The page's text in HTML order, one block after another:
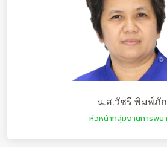
น.ส.วัชรี พิมพ์ภั
หัวหน้ากลุ่มงานการพย